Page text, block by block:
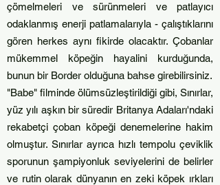
çömelmeleri ve sürünmeleri ve patlayıcı
odaklanmış enerji patlamalarıyla - çalıştıklarını
gören herkes aynı fikirde olacaktır. Çobanlar
mükemmel köpeğin hayalini kurduğunda,
bunun bir Border olduğuna bahse girebilirsiniz.
"Babe" filminde ölümsüzleştirildiği gibi, Sınırlar,
yüz yılı aşkın bir süredir Britanya Adaları'ndaki
rekabetçi çoban köpeği denemelerine hakim
olmuştur. Sınırlar ayrıca hızlı tempolu çeviklik
sporunun şampiyonluk seviyelerini de belirler
ve rutin olarak dünyanın en zeki köpek ırkları